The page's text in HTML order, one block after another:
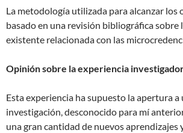
La metodología utilizada para alcanzar los
basado en una revisión bibliográfica sobre
existente relacionada con las
Opinión sobre la experiencia
Esta experiencia ha supuesto la apertura
investigación, desconocido para mí
una gran cantidad de nuevos aprendizajes